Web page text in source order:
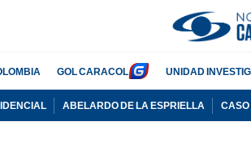
GOL CARACOL UNIDAD
ABELARDO DE LA ESPRIELLA